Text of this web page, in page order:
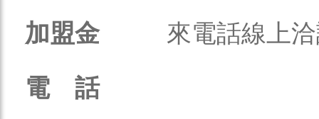
加盟金
來電話線上
電 話